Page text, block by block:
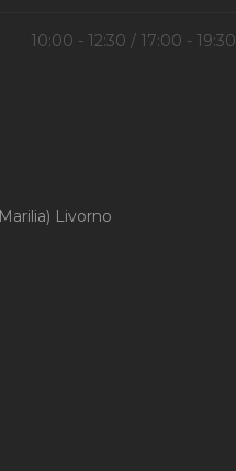
10:00 - 12:30 / 17:00 - 19:30
Livorno